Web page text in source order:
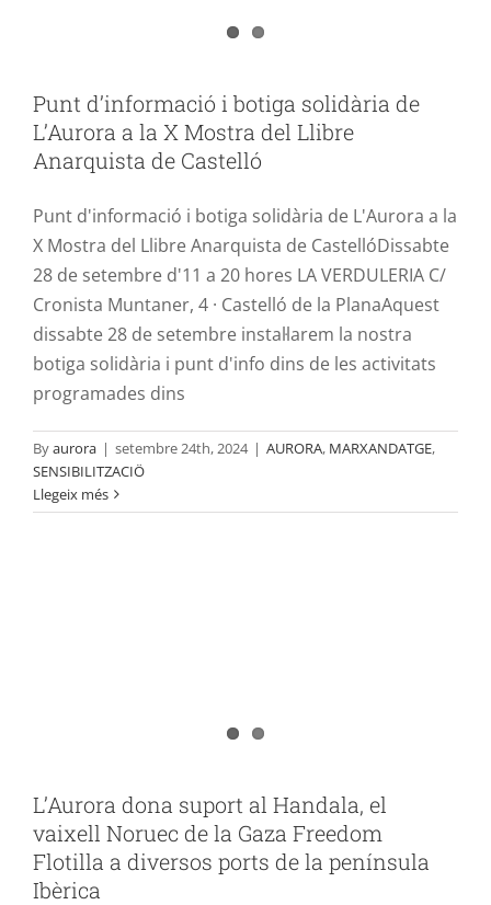
Punt d’informació i botiga solidària de
L’Aurora a la X Mostra del Llibre
Anarquista de Castelló
Punt d'informació i botiga solidària de L'Aurora a la
X Mostra del Llibre Anarquista de CastellóDissabte
28 de setembre d'11 a 20 hores LA VERDULERIA C/
Cronista Muntaner, 4 · Castelló de la PlanaAquest
dissabte 28 de setembre instal·larem la nostra
botiga solidària i punt d'info dins de les activitats
programades dins
Byaurora | setembre 24th, 2024 | AURORA, MARXANDATGE,
SENSIBILITZACIÖ
Llegeix més
L’Aurora dona suport al Handala, el
vaixell Noruec de la Gaza Freedom
Flotilla a diversos ports de la península
Ibèrica